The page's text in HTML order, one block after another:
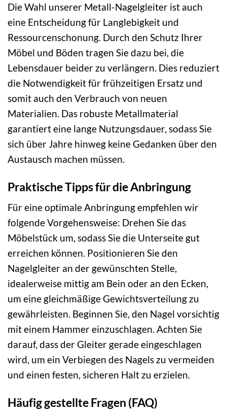
Die Wahl unserer Metall-Nagelgleiter ist auch
eine Entscheidung für Langlebigkeit und
Ressourcenschonung. Durch den Schutz Ihrer
Möbel und Böden tragen Sie dazu bei, die
Lebensdauer beider zu verlängern. Dies reduziert
die Notwendigkeit für frühzeitigen Ersatz und
somit auch den Verbrauch von neuen
Materialien. Das robuste Metallmaterial
garantiert eine lange Nutzungsdauer, sodass Sie
sich über Jahre hinweg keine Gedanken über den
Austausch machen müssen.
Praktische Tipps für die Anbringung
Für eine optimale Anbringung empfehlen wir
folgende Vorgehensweise: Drehen Sie das
Möbelstück um, sodass Sie die Unterseite gut
erreichen können. Positionieren Sie den
Nagelgleiter an der gewünschten Stelle,
idealerweise mittig am Bein oder an den Ecken,
um eine gleichmäßige Gewichtsverteilung zu
gewährleisten. Beginnen Sie, den Nagel vorsichtig
mit einem Hammer einzuschlagen. Achten Sie
darauf, dass der Gleiter gerade eingeschlagen
wird, um ein Verbiegen des Nagels zu vermeiden
und einen festen, sicheren Halt zu erzielen.
Häufig gestellte Fragen (FAQ)